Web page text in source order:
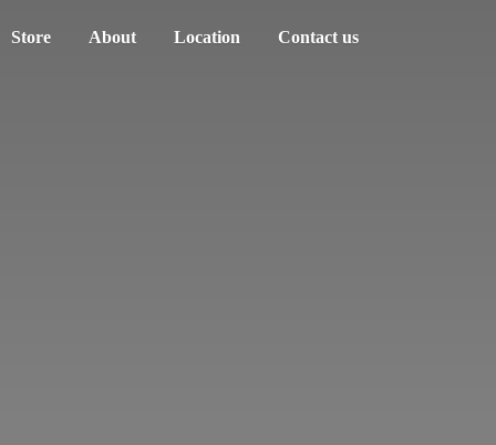
Store About Location Contact us